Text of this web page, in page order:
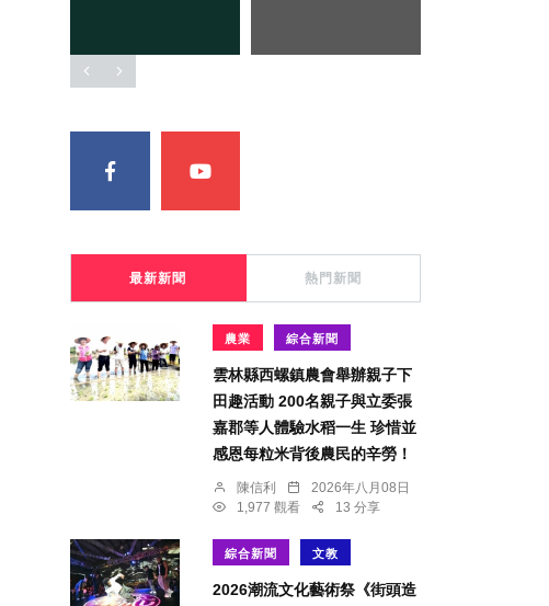
最新新聞 熱門新聞
農業 綜合新聞
雲林縣西螺鎮農會舉辦親子下
田趣活動 200名親子與立委張
嘉郡等人體驗水稻一生 珍惜並
感恩每粒米背後農民的辛勞！
陳信利
2026年八月08日
1,977 觀看
13 分享
綜合新聞 文教
2026潮流文化藝術祭《街頭造